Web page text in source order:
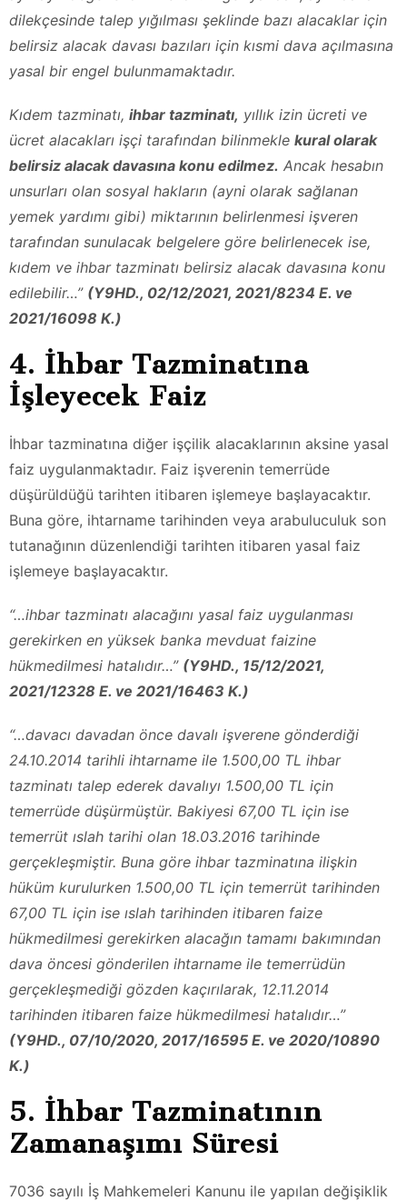
dilekçesinde talep yığılması şeklinde bazı alacaklar için
belirsiz alacak davası bazıları için kısmi dava açılmasına
yasal bir engel bulunmamaktadır.
Kıdem tazminatı, ihbar tazminatı, yıllık izin ücreti ve
ücret alacakları işçi tarafından bilinmekle kural olarak
belirsiz alacak davasına konu edilmez. Ancak hesabın
unsurları olan sosyal hakların (ayni olarak sağlanan
yemek yardımı gibi) miktarının belirlenmesi işveren
tarafından sunulacak belgelere göre belirlenecek ise,
kıdem ve ihbar tazminatı belirsiz alacak davasına konu
edilebilir…” (Y9HD., 02/12/2021, 2021/8234 E. ve
2021/16098 K.)
4. İhbar Tazminatına
İşleyecek Faiz
İhbar tazminatına diğer işçilik alacaklarının aksine yasal
faiz uygulanmaktadır. Faiz işverenin temerrüde
düşürüldüğü tarihten itibaren işlemeye başlayacaktır.
Buna göre, ihtarname tarihinden veya arabuluculuk son
tutanağının düzenlendiği tarihten itibaren yasal faiz
işlemeye başlayacaktır.
“…ihbar tazminatı alacağını yasal faiz uygulanması
gerekirken en yüksek banka mevduat faizine
hükmedilmesi hatalıdır…” (Y9HD., 15/12/2021,
2021/12328 E. ve 2021/16463 K.)
“…davacı davadan önce davalı işverene gönderdiği
24.10.2014 tarihli ihtarname ile 1.500,00 TL ihbar
tazminatı talep ederek davalıyı 1.500,00 TL için
temerrüde düşürmüştür. Bakiyesi 67,00 TL için ise
temerrüt ıslah tarihi olan 18.03.2016 tarihinde
gerçekleşmiştir. Buna göre ihbar tazminatına ilişkin
hüküm kurulurken 1.500,00 TL için temerrüt tarihinden
67,00 TL için ise ıslah tarihinden itibaren faize
hükmedilmesi gerekirken alacağın tamamı bakımından
dava öncesi gönderilen ihtarname ile temerrüdün
gerçekleşmediği gözden kaçırılarak, 12.11.2014
tarihinden itibaren faize hükmedilmesi hatalıdır…”
(Y9HD., 07/10/2020, 2017/16595 E. ve 2020/10890
K.)
5. İhbar Tazminatının
Zamanaşımı Süresi
7036 sayılı İş Mahkemeleri Kanunu ile yapılan değişiklik